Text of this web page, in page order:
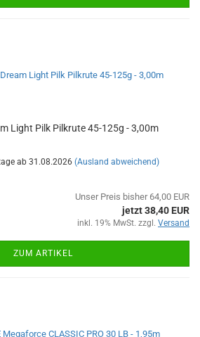
Light Pilk Pilkrute 45-125g - 3,00m
ab 31.08.2026 (Ausland abweichend)
Unser Preis bisher 64,00 EUR
jetzt 38,40 EUR
inkl. 19% MwSt. zzgl. Versand
ZUM ARTIKEL